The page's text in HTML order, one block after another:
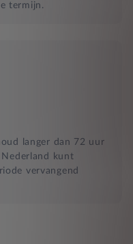
termijn.
langer dan 72 uur
kunt
vervangend